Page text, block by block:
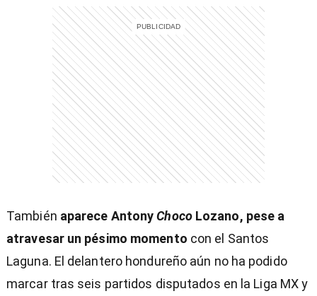
También aparece AntonyChoco Lozano, pese a
atravesar un pésimo momento con el Santos
Laguna. El delantero hondureño aún no ha podido
marcar tras seis partidos disputados en la Liga MX y